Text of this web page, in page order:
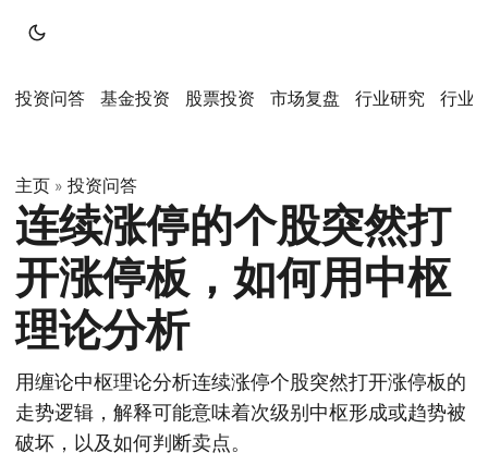
投资问答 基金投资 股票投资 市场复盘 行业研究 行业
主页 » 投资问答
连续涨停的个股突然打
开涨停板，如何用中枢
理论分析
用缠论中枢理论分析连续涨停个股突然打开涨停板的
走势逻辑，解释可能意味着次级别中枢形成或趋势被
破坏，以及如何判断卖点。